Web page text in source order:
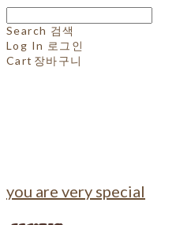
Search 검색
Log In 로그인
Cart 장바구니
you are very special